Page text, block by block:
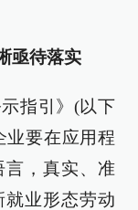
亟待落实
指引》(以下
业要在应用程
言，真实、准
业形态劳动